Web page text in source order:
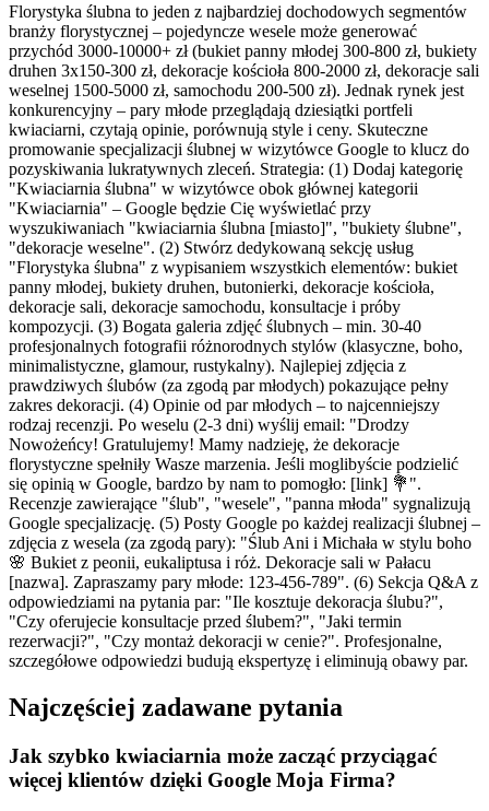
Florystyka ślubna to jeden z najbardziej dochodowych segmentów
branży florystycznej – pojedyncze wesele może generować
przychód 3000-10000+ zł (bukiet panny młodej 300-800 zł, bukiety
druhen 3x150-300 zł, dekoracje kościoła 800-2000 zł, dekoracje sali
weselnej 1500-5000 zł, samochodu 200-500 zł). Jednak rynek jest
konkurencyjny – pary młode przeglądają dziesiątki portfeli
kwiaciarni, czytają opinie, porównują style i ceny. Skuteczne
promowanie specjalizacji ślubnej w wizytówce Google to klucz do
pozyskiwania lukratywnych zleceń. Strategia: (1) Dodaj kategorię
"Kwiaciarnia ślubna" w wizytówce obok głównej kategorii
"Kwiaciarnia" – Google będzie Cię wyświetlać przy
wyszukiwaniach "kwiaciarnia ślubna [miasto]", "bukiety ślubne",
"dekoracje weselne". (2) Stwórz dedykowaną sekcję usług
"Florystyka ślubna" z wypisaniem wszystkich elementów: bukiet
panny młodej, bukiety druhen, butonierki, dekoracje kościoła,
dekoracje sali, dekoracje samochodu, konsultacje i próby
kompozycji. (3) Bogata galeria zdjęć ślubnych – min. 30-40
profesjonalnych fotografii różnorodnych stylów (klasyczne, boho,
minimalistyczne, glamour, rustykalny). Najlepiej zdjęcia z
prawdziwych ślubów (za zgodą par młodych) pokazujące pełny
zakres dekoracji. (4) Opinie od par młodych – to najcenniejszy
rodzaj recenzji. Po weselu (2-3 dni) wyślij email: "Drodzy
Nowożeńcy! Gratulujemy! Mamy nadzieję, że dekoracje
florystyczne spełniły Wasze marzenia. Jeśli moglibyście podzielić
się opinią w Google, bardzo by nam to pomogło: [link] 💐".
Recenzje zawierające "ślub", "wesele", "panna młoda" sygnalizują
Google specjalizację. (5) Posty Google po każdej realizacji ślubnej –
zdjęcia z wesela (za zgodą pary): "Ślub Ani i Michała w stylu boho
🌸 Bukiet z peonii, eukaliptusa i róż. Dekoracje sali w Pałacu
[nazwa]. Zapraszamy pary młode: 123-456-789". (6) Sekcja Q&A z
odpowiedziami na pytania par: "Ile kosztuje dekoracja ślubu?",
"Czy oferujecie konsultacje przed ślubem?", "Jaki termin
rezerwacji?", "Czy montaż dekoracji w cenie?". Profesjonalne,
szczegółowe odpowiedzi budują ekspertyzę i eliminują obawy par.
Najczęściej zadawane pytania
Jak szybko kwiaciarnia może zacząć przyciągać
więcej klientów dzięki Google Moja Firma?